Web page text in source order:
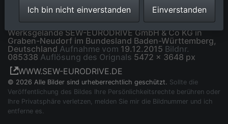
Gebäude und Produktionshallen auf dem
Werksgelände SEW-EURODRIVE GmbH & Co KG in
Graben-Neudorf im Bundesland Baden-Württemberg,
Deutschland Aufnahme vom 19.12.2015 Bildnr.
085338 Auflösung des Orignals 5472 x 3648 px
WWW.SEW-EURODRIVE.DE
© 2026 Alle Bilder sind urheberrechtlich geschützt. Sollte die
Veröffentlichung des Bildes Ihre Persönlichkeitsrechte berühren oder
Ihre Privatsphäre verletzen, melden Sie mir die Bildnummer und ich
entferne es.
Ich bin nicht einverstanden Einverstanden